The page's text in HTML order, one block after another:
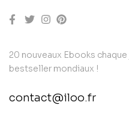
20 nouveaux Ebooks
bestseller mondiaux !
contact@iloo.fr